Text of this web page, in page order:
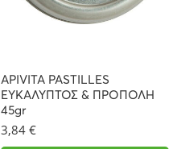
APIVITA PASTILLES
ΕΥΚΑΛΥΠΤΟΣ & ΠΡΟΠΟΛΗ
45gr
3,84 €